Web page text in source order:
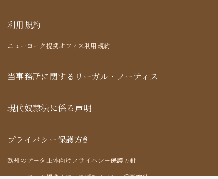
利用規約
ニューヨーク提携オフィス利用規約
当事務所に関するリーガル・ノーティス
現代奴隷法に係る声明
プライバシー保護方針
欧州のデータ主体向けプライバシー保護方針
ニューヨーク提携オフィスプライバシー保護方針